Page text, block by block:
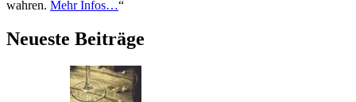
wahren. Mehr Infos…“
Neueste Beiträge